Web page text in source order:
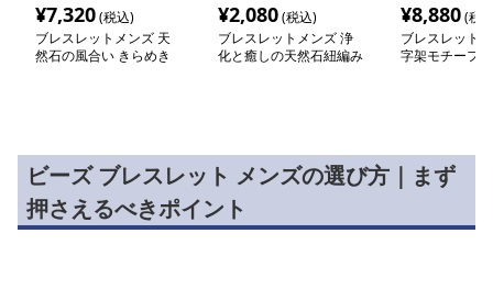
¥7,320(税込)
ブレスレットメンズ 天
然石の風合い きらめき
¥2,080(税込)
ブレスレットメンズ 浄
化と癒しの天然石紐編み
¥8,880(税
ブレスレット
字架モチーフ
ビーズ ブレスレット メンズの選び方｜まず
押さえるべきポイント